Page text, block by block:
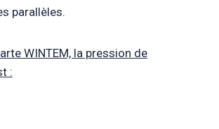
parallèles.
WINTEM, la pression de
: